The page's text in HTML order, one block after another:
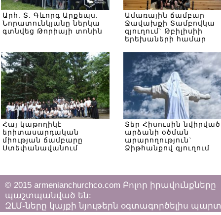
Արհ. Տ. Գևորգ Արքեպս.
Նորատունկյանը ներկա
գտնվեց Թորիայի տոնին
Ամառային ճամբար
Ջավախքի Տամբովկա
գյուղում` Թբիլիսիի
երեխաների համար
Հայ կաթողիկէ
երիտասարդական
միության ճամբարը
Ստեփանավանում
Տեր Հիսուսին նվիրված
արձանի օծման
արարողություն`
Ձիթհանքով գյուղում
© 2015 armenianchurchco.com Բոլոր իրավունքները
պաշտպանված են:
ԶԼՄ-ները կայքի նյութերն օգտագործելիս